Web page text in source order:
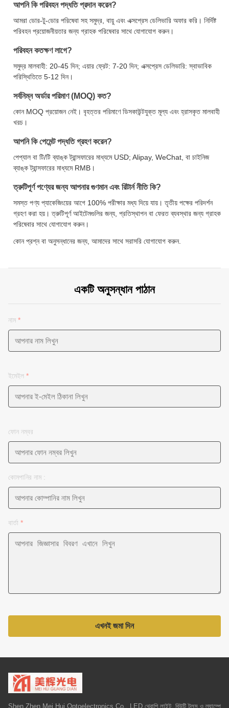
আপনি কি পরিবহন পদ্ধতি প্রদান করেন?
আমরা ডোর-টু-ডোর পরিষেবা সহ সমুদ্র, বায়ু এবং এক্সপ্রেস ডেলিভারি অফার করি। নির্দিষ্ট
পরিবহন প্রয়োজনীয়তার জন্য গ্রাহক পরিষেবার সাথে যোগাযোগ করুন।
পরিবহন কতক্ষণ লাগে?
সমুদ্র মালবাহী: 20-45 দিন; এয়ার ফ্রেট: 7-20 দিন; এক্সপ্রেস ডেলিভারি: স্বাভাবিক
পরিস্থিতিতে 5-12 দিন।
সর্বনিম্ন অর্ডার পরিমাণ (MOQ) কত?
কোন MOQ প্রয়োজন নেই। বৃহত্তর পরিমাণে ডিসকাউন্টযুক্ত মূল্য এবং হ্রাসকৃত মালবাহী
খরচ।
আপনি কি পেমেন্ট পদ্ধতি গ্রহণ করেন?
পেপ্যাল ​​বা টি/টি ব্যাঙ্ক ট্রান্সফারের মাধ্যমে USD; Alipay, WeChat, বা চাইনিজ
ব্যাঙ্ক ট্রান্সফারের মাধ্যমে RMB।
ত্রুটিপূর্ণ পণ্যের জন্য আপনার গুণমান এবং রিটার্ন নীতি কি?
সমস্ত পণ্য প্যাকেজিংয়ের আগে 100% পরীক্ষার মধ্য দিয়ে যায়। তৃতীয় পক্ষের পরিদর্শন
গ্রহণ করা হয়। ত্রুটিপূর্ণ আইটেমগুলির জন্য, প্রতিস্থাপন বা ফেরত ব্যবস্থার জন্য গ্রাহক
পরিষেবার সাথে যোগাযোগ করুন।
কোন প্রশ্ন বা অনুসন্ধানের জন্য, আমাদের সাথে সরাসরি যোগাযোগ করুন.
একটি অনুসন্ধান পাঠান
নাম *
ইমেইল *
ফোন নম্বর
কোমপানির নাম :
বার্তা *
এখনই জমা দিন
Shen Zhen Mei Hui Optoelectronics Co., LED থেরাপি লাইট, বিউটি টুলস ও ল্যাম্পে